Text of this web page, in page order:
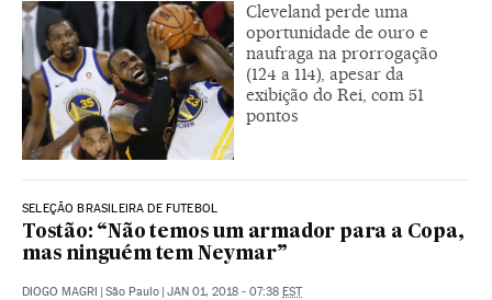
Cleveland perde uma
oportunidade de ouro e
naufraga na prorrogação
(124 a 114), apesar da
exibição do Rei, com 51
pontos
SELEÇÃO BRASILEIRA DE FUTEBOL
Tostão: “Não temos um armador para a Copa,
mas ninguém tem Neymar”
DIOGO MAGRI | São Paulo | JAN 01, 2018 - 07:38 EST